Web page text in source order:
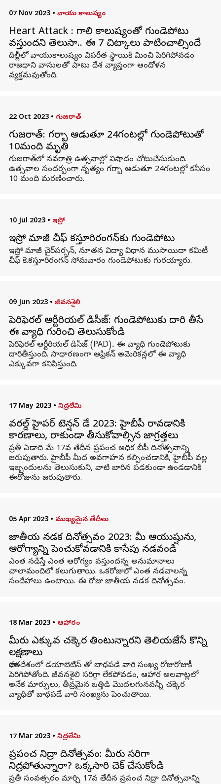
07 Nov 2023 • వాయు కాలుష్యం
Heart Attack : గాలి కాలుష్యంతో గుండెపోటు
వస్తుందని తెలుసా.. ఈ 7 చిట్కాలు పాటించాల్సిందే
దిల్లీలో వాయుకాలుష్యం విపరీత స్థాయికి మించి పెరిగిపోవడం
రాజధాని వాసులతో పాటు దేశ వ్యాప్తంగా ఆందోళన
వ్యక్తమవుతోంది.
22 Oct 2023 • గుజరాత్
గుజరాత్: గర్బా ఆడుతూ 24గంటల్లో గుండెపోటుతో
10మంది మృతి
గుజరాత్‌లో నవరాత్రి ఉత్సవాల్లో విషాదం చోటుచేసుకుంది.
ఉత్సవాల సందర్భంగా నృత్యం గర్బా ఆడుతూ 24గంటల్లో కనీసం
10 మంది మరణించారు.
10 Jul 2023 • ఇస్రో
ఇస్రో మాజీ చీఫ్ కస్తూరిరంగన్‌కు గుండెపోటు
ఇస్రో మాజీ చైర్‌పర్సన్, నూతన విద్యా విధాన ముసాయిదా కమిటీ
చీఫ్ కె.కస్తూరిరంగన్ సోమవారం గుండెపోటుకు గురయ్యారు.
09 Jun 2023 • జీవనశైలి
పెరిఫెరల్ ఆర్టీరియల్ డిసీజ్: గుండెపోటుకు దారి తీసే
ఈ వ్యాధి గురించి తెలుసుకోండి
పెరిఫెరల్ ఆర్టీరియల్ డిసీజ్ (PAD).. ఈ వ్యాధి గుండెపోటుకు
దారితీస్తుంది. సాధారణంగా ఆఫ్రికన్ అమెరికన్లలో ఈ వ్యాధి
ఎక్కువగా కనిపిస్తుంది.
17 May 2023 • నిద్రలేమి
వరల్డ్ హైపర్ టెన్షన్ డే 2023: హైబీపీ రావడానికి
కారణాలు, రాకుండా తీసుకోవాల్సిన జాగ్రత్తలు
ప్రతీ ఏడాది మే 17వ తేదీన ప్రపంచ అధిక బీపీ దినోత్సవాన్ని
జరుపుతారు. హైబీపీ మీద అవగాహన కల్పించడానికి, హైబీపీ వల్ల
ఇబ్బందులను తెలుసుకుని, వాటి బారిన పడకుండా ఉండడానికి
ఈరోజును జరుపుతారు.
05 Apr 2023 • ముఖ్యమైన తేదీలు
జాతీయ నడక దినోత్సవం 2023: మీ ఆయుష్షును,
ఆరోగ్యాన్ని పెంచుకోవడానికి కాసేపు నడవండి
ఎంత నడిస్తే ఎంత ఆరోగ్యం వస్తుందన్న అనుమానాలు
చాలామందిలో కలుగుతాయి. ఒకరోజులో ఎంత నడవాలన్న
సందేహాలు ఉంటాయి. ఈ రోజు జాతీయ నడక దినోత్సవం.
18 Mar 2023 • ఆహారం
మీరు ఎక్కువ చక్కెర తింటున్నారని తెలియజేసే కొన్ని
లక్షణాలు
భారతదేశంలో డయాబెటిస్ తో బాధపడే వారి సంఖ్య రోజురోజుకీ
పెరిగిపోతోంది. జీవనశైలి సరిగ్గా లేకపోవడం, ఆహార అలవాట్లలో
అనేక మార్పులు, తీవ్రమైన ఒత్తిడి మొదలగునవన్నీ చక్కెర
వ్యాధితో బాధపడే వారి సంఖ్యను పెంచుతాయి.
17 Mar 2023 • నిద్రలేమి
ప్రపంచ నిద్రా దినోత్సవం: మీరు సరిగా
నిద్రపోతున్నారా? ఒక్కసారి చెక్ చేసుకోండి
ప్రతీ సంవత్సరం మార్చి 17వ తేదీన ప్రపంచ నిద్రా దినోత్సవాన్ని